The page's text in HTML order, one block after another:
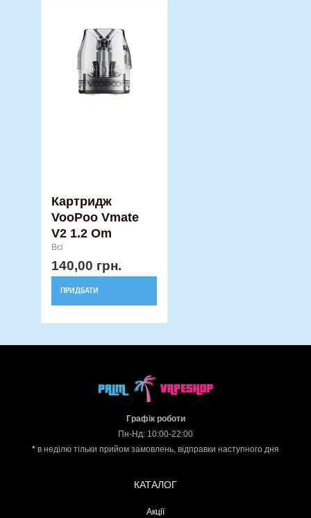
Картридж
VooPoo Vmate
V2 1.2 Om
Всі
140,00 грн.
ПРИДБАТИ
Графік роботи
Пн-Нд: 10:00-22:00
* в неділю тільки прийом замовлень, відправки наступного дня
КАТАЛОГ
Акції